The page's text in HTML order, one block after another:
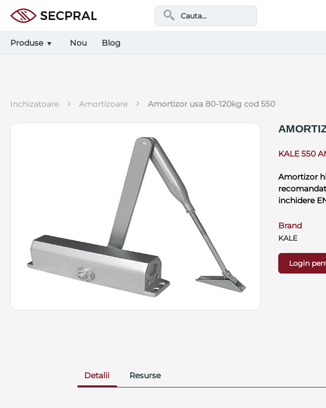
Produse Nou Blog
inchizatoare › amortizoare › amortizor usa 80-120kg cod 550
KALE 550
Amortizor
inchidere
Brand
KALE
Login
Detalii Resurse